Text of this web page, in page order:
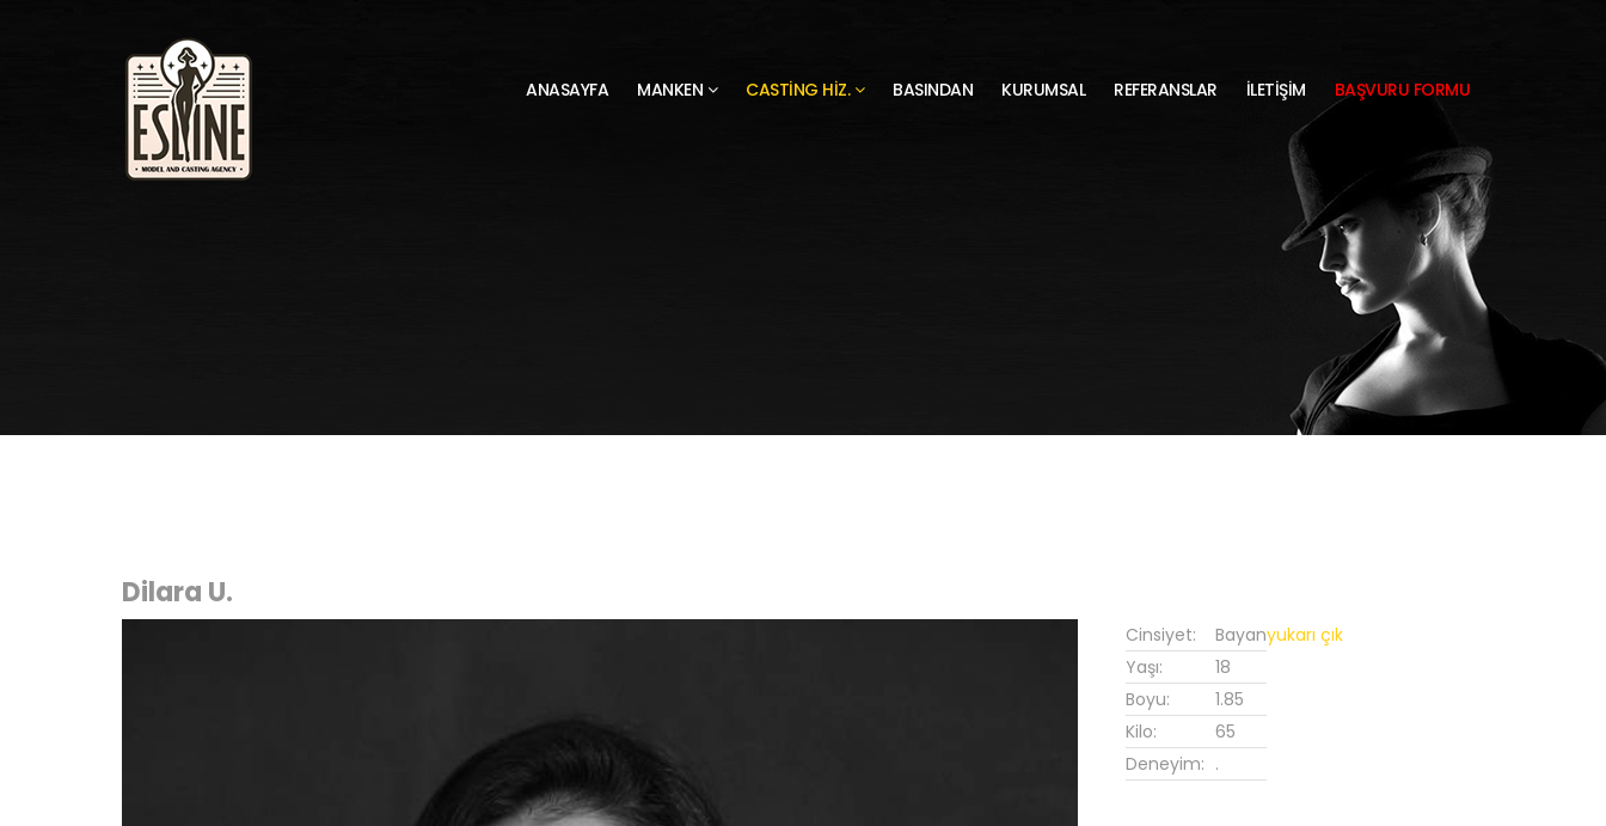
ANASAYFA MANKEN CASTING HIZ. BASINDAN KURUMSAL REFERANSLAR İLETİŞİM BAŞVURU FORMU
Dilara U.
Cinsiyet:
Bayan
Yaşı:
18
Boyu:
1.85
Kilo:
65
Deneyim: .
yukarı çık